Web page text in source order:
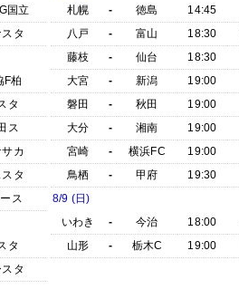
国立
タ
F柏
タ
ス
カ
タ
ス
タ
スタ
札幌
- 徳島 14:45
八戸
- 富山 18:30
藤枝
- 仙台 18:30
大宮
- 新潟 19:00
磐田
- 秋田 19:00
大分
- 湘南 19:00
宮崎
- 横浜FC 19:00
鳥栖
- 甲府 19:30
8/9 (日)
いわき
- 今治 18:00
山形
- 栃木C 19:00